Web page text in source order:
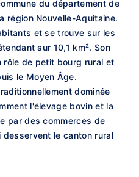
du département de
région Nouvelle-Aquitaine.
et se trouve sur les
sur 10,1 km². Son
rôle de petit bourg rural et
le Moyen Âge.
dominée
l'élevage bovin et la
par des commerces de
le canton rural